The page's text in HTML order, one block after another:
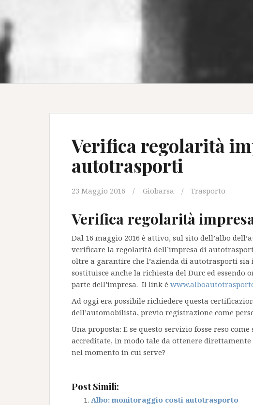
Verifica regolarità
autotrasporti
23 Maggio 2016 Giobarsa Trasporto
Verifica regolarità
Dal 16 maggio 2016 è attivo, sul sito dell’albo
verificare la regolarità dell’impresa di
oltre a garantire che l’azienda di autotrasporti
sostituisce anche la richiesta del Durc ed essendo
parte dell’impresa. Il link è
Ad oggi era possibile richiedere questa
dell’automobilista, previo registrazione come
Una proposta: E se questo servizio fosse reso
accreditate, in modo tale da ottenere
nel momento in cui serve?
Post Simili:
Albo: monitoraggio costi autotrasporto